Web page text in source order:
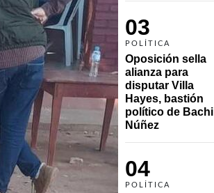
03
POLÍTICA
Oposición sella
alianza para
disputar Villa
Hayes, bastión
político de Bachi
Núñez
04
POLÍTICA